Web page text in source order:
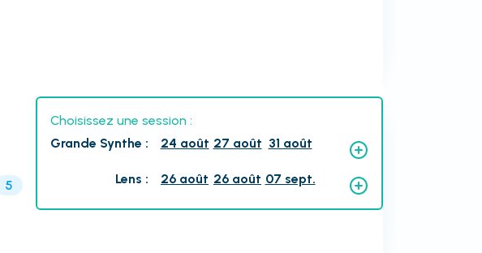
5
Choisissez une session :
Grande Synthe : 24 août 27 août 31 août
Lens : 26 août 26 août 07 sept.